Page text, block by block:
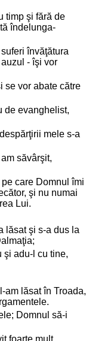
timp şi fără de
îndelunga-
învăţătura
- îşi vor
se vor abate către
de evanghelist,
mele s-a
săvârşit,
care Domnul îmi
şi nu numai
Lui.
lăsat şi s-a dus la
şi adu-l cu tine,
am lăsat în Troada,
Domnul să-i
foarte mult